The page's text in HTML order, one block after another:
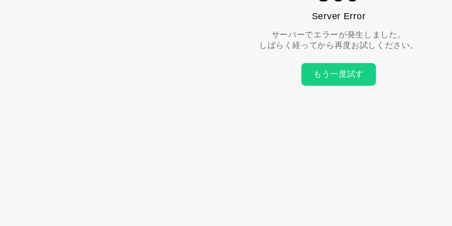
Server Error
サーバーでエラーが発生しました。
しばらく経ってから再度お試しください。
もう一度試す